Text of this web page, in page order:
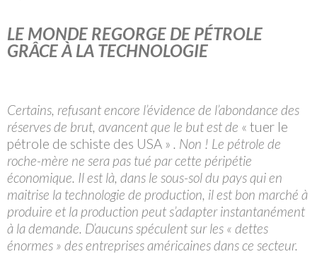
LE MONDE REGORGE DE PÉTROLE
GRÂCE À LA TECHNOLOGIE
Certains, refusant encore l’évidence de l’abondance des
réserves de brut, avancent que le but est de « tuer le
pétrole de schiste des USA » . Non ! Le pétrole de
roche-mère ne sera pas tué par cette péripétie
économique. Il est là, dans le sous-sol du pays qui en
maitrise la technologie de production, il est bon marché à
produire et la production peut s’adapter instantanément
à la demande. D’aucuns spéculent sur les « dettes
énormes » des entreprises américaines dans ce secteur.